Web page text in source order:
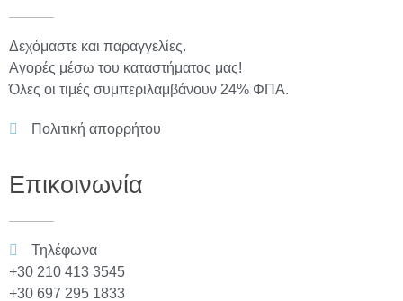
Δεχόμαστε και παραγγελίες.
Αγορές μέσω του καταστήματος μας!
Όλες οι τιμές συμπεριλαμβάνουν 24% ΦΠΑ.
Πολιτική απορρήτου
Επικοινωνία
Τηλέφωνα
+30 210 413 3545
+30 697 295 1833